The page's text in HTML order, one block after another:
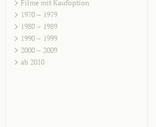
Filme mit Kaufoption
1970 – 1979
1980 – 1989
1990 – 1999
2000 – 2009
ab 2010